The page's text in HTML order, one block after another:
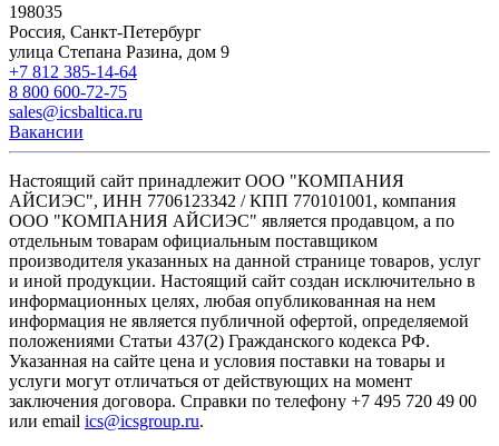
198035
Россия, Санкт-Петербург
улица Степана Разина, дом 9
+7 812 385-14-64
8 800 600-72-75
sales@icsbaltica.ru
Вакансии
Настоящий сайт принадлежит ООО "КОМПАНИЯ
АЙСИЭС", ИНН 7706123342 / КПП 770101001, компания
ООО "КОМПАНИЯ АЙСИЭС" является продавцом, а по
отдельным товарам официальным поставщиком
производителя указанных на данной странице товаров, услуг
и иной продукции. Настоящий сайт создан исключительно в
информационных целях, любая опубликованная на нем
информация не является публичной офертой, определяемой
положениями Статьи 437(2) Гражданского кодекса РФ.
Указанная на сайте цена и условия поставки на товары и
услуги могут отличаться от действующих на момент
заключения договора. Справки по телефону +7 495 720 49 00
или email ics@icsgroup.ru.